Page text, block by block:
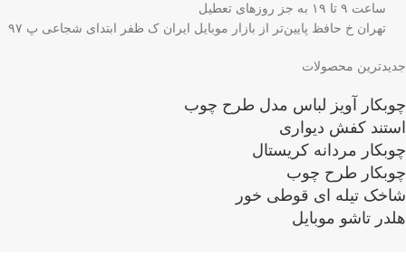
ساعت ۹ تا ۱۹ به جز روزهای تعطیل
تهران خ حافظ پایین‌تر از بازار موبایل ایران ک ظفر ابتدای شجاعی پ ۹۷
جدیدترین محصولات
چوبکار آویز لباس مدل طرح چوب
استند کفش دیواری
چوبکار مردانه کریستال
چوبکار طرح چوب
شاخک تیله ای قوطی خور
هلدر تاشو موبایل